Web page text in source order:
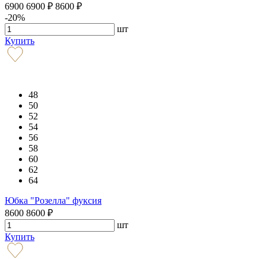
6900 6900 ₽ 8600 ₽
-20%
шт
Купить
48
50
52
54
56
58
60
62
64
Юбка "Розелла" фуксия
8600 8600 ₽
шт
Купить